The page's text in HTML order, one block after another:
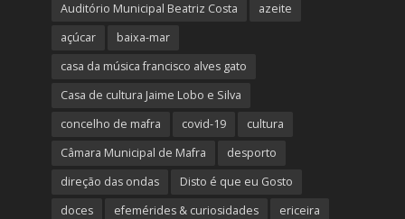
Auditório Municipal Beatriz Costa
azeite
açúcar
baixa-mar
casa da música francisco alves gato
Casa de cultura Jaime Lobo e Silva
concelho de mafra
covid-19
cultura
Câmara Municipal de Mafra
desporto
direção das ondas
Disto é que eu Gosto
doces
efemérides & curiosidades ericeira